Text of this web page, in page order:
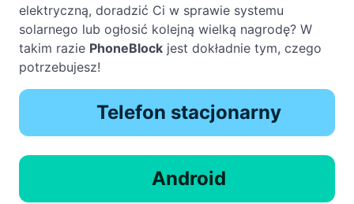
elektryczną, doradzić Ci w sprawie systemu
solarnego lub ogłosić kolejną wielką nagrodę? W
takim razie PhoneBlock jest dokładnie tym, czego
potrzebujesz!
Telefon stacjonarny
Android